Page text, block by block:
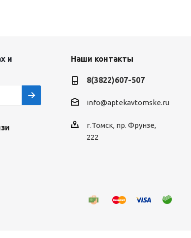
и
Наши контакты
8(3822)607-507
info@aptekavtomske.ru
г.Томск, пр. Фрунзе,
222